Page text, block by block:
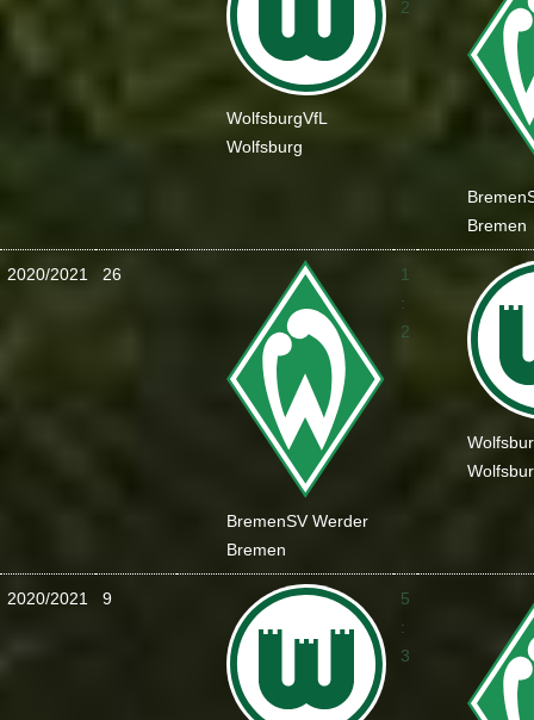
WolfsburgVfL
Wolfsburg
2
Bremen
Bremen
2020/2021 26
BremenSV Werder
Bremen
1
:
2
2020/2021 9
5
:
3